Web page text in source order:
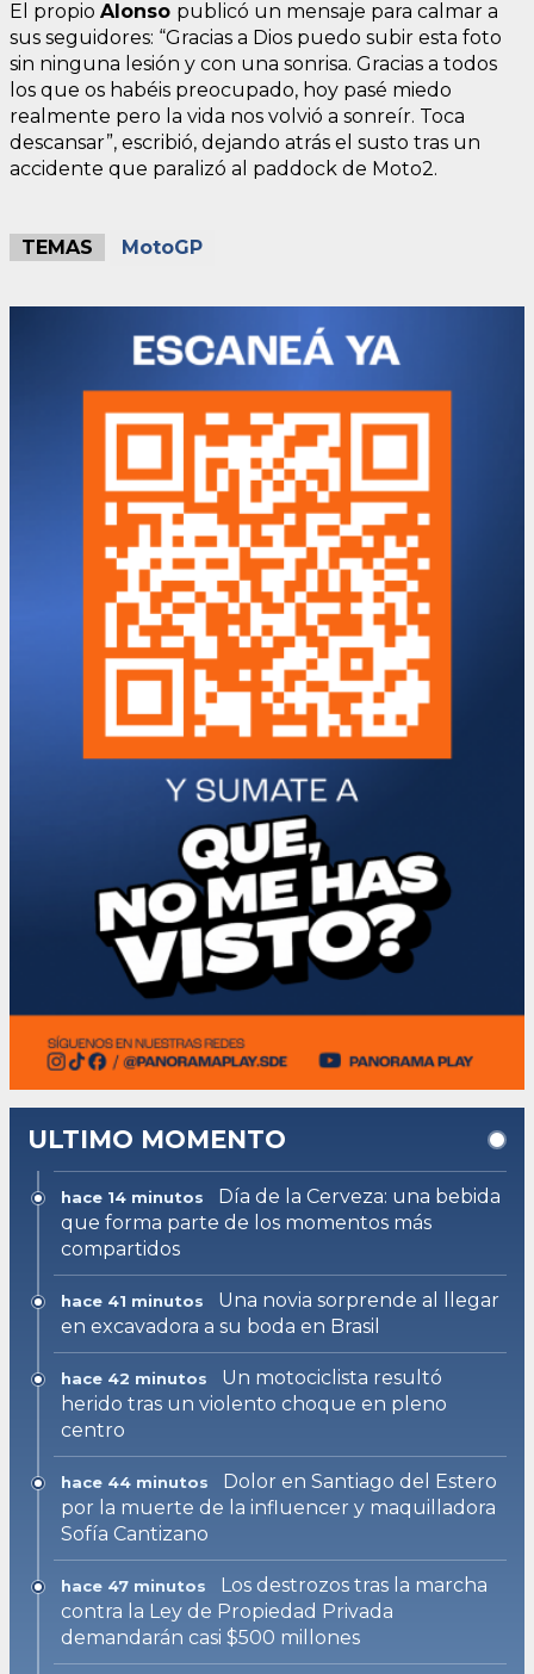
El propio Alonso publicó un mensaje para calmar a
sus seguidores: “Gracias a Dios puedo subir esta foto
sin ninguna lesión y con una sonrisa. Gracias a todos
los que os habéis preocupado, hoy pasé miedo
realmente pero la vida nos volvió a sonreír. Toca
descansar”, escribió, dejando atrás el susto tras un
accidente que paralizó al paddock de Moto2.
TEMAS MotoGP
ULTIMO MOMENTO
hace 14 minutos
Día de la Cerveza: una bebida
que forma parte de los momentos más
compartidos
hace 41 minutos
Una novia sorprende al llegar
en excavadora a su boda en Brasil
hace 42 minutos
Un motociclista resultó
herido tras un violento choque en pleno
centro
hace 44 minutos
Dolor en Santiago del Estero
por la muerte de la influencer y maquilladora
Sofía Cantizano
hace 47 minutos
Los destrozos tras la marcha
contra la Ley de Propiedad Privada
demandarán casi $500 millones